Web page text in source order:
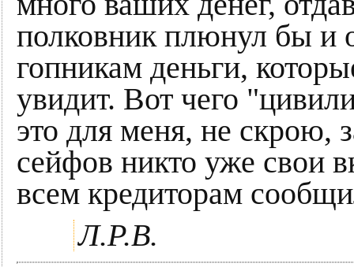
полковник плюнул бы и
гопникам деньги,
увидит. Вот чего
это для меня, не скрою,
сейфов никто уже свои
всем кредиторам
Л.Р.В.